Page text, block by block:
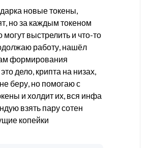
новые токены,
но за каждым токеном
могут выстрелить и что-то
работу, нашёл
формирования
дело, крипта на низах,
беру, но помогаю с
и холдит их, вся инфа
взять пару сотен
копейки